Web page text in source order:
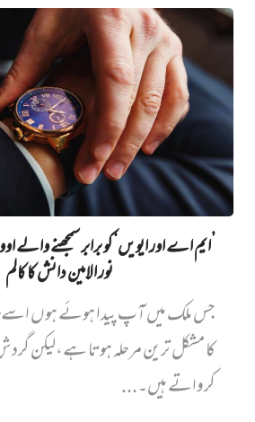
’ایم اے اور ایویں‌‘ کو برابر سمجھنے والے
نور الامین دانش کا کالم
جس ملک میں آپ پیدا ہوئے ہوں اسے
کا مشکل ترین مرحلہ ہوتا ہے،لیکن
کرواتے ہیں۔...